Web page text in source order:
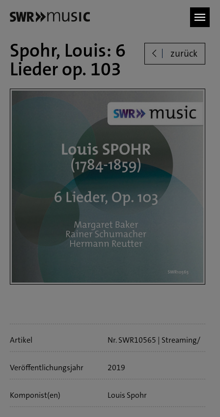
zurück
Spohr, Louis: 6
Lieder op. 103
Artikel Nr. SWR10565
Streaming/
Veröffentlichungs­jahr
2019
Komponist(en) Louis Spohr